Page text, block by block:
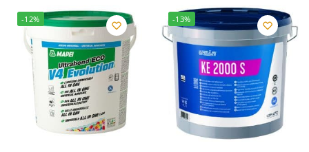
-12% -13%